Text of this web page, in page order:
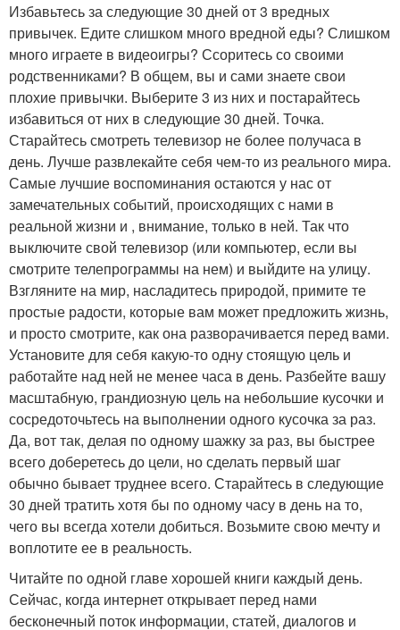
Избавьтесь за следующие 30 дней от 3 вредных
привычек. Едите слишком много вредной еды? Слишком
много играете в видеоигры? Ссоритесь со своими
родственниками? В общем, вы и сами знаете свои
плохие привычки. Выберите 3 из них и постарайтесь
избавиться от них в следующие 30 дней. Точка.
Старайтесь смотреть телевизор не более получаса в
день. Лучше развлекайте себя чем-то из реального мира.
Самые лучшие воспоминания остаются у нас от
замечательных событий, происходящих с нами в
реальной жизни и , внимание, только в ней. Так что
выключите свой телевизор (или компьютер, если вы
смотрите телепрограммы на нем) и выйдите на улицу.
Взгляните на мир, насладитесь природой, примите те
простые радости, которые вам может предложить жизнь,
и просто смотрите, как она разворачивается перед вами.
Установите для себя какую-то одну стоящую цель и
работайте над ней не менее часа в день. Разбейте вашу
масштабную, грандиозную цель на небольшие кусочки и
сосредоточьтесь на выполнении одного кусочка за раз.
Да, вот так, делая по одному шажку за раз, вы быстрее
всего доберетесь до цели, но сделать первый шаг
обычно бывает труднее всего. Старайтесь в следующие
30 дней тратить хотя бы по одному часу в день на то,
чего вы всегда хотели добиться. Возьмите свою мечту и
воплотите ее в реальность.
Читайте по одной главе хорошей книги каждый день.
Сейчас, когда интернет открывает перед нами
бесконечный поток информации, статей, диалогов и